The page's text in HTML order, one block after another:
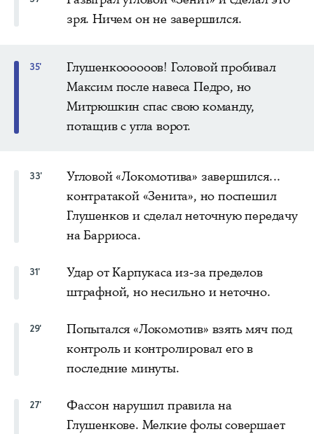
зря. Ничем он не завершился.
35'
Глушенкоооооов! Головой пробивал
Максим после навеса Педро, но
Митрюшкин спас свою команду,
потащив с угла ворот.
33'
Угловой «Локомотива» завершился...
контратакой «Зенита», но поспешил
Глушенков и сделал неточную передачу
на Барриоса.
31'
Удар от Карпукаса из-за пределов
штрафной, но несильно и неточно.
29'
Попытался «Локомотив» взять мяч под
контроль и контролировал его в
последние минуты.
27'
Фассон нарушил правила на
Глушенкове. Мелкие фолы совершает